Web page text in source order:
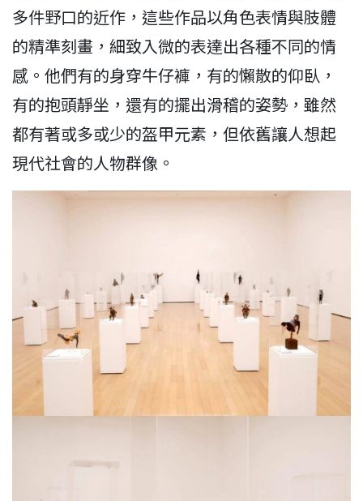
多件野口的近作，這些作品以角色表情與肢體
的精準刻畫，細致入微的表達出各種不同的情
感。他們有的身穿牛仔褲，有的懶散的仰臥，
有的抱頭靜坐，還有的擺出滑稽的姿勢，雖然
都有著或多或少的盔甲元素，但依舊讓人想起
現代社會的人物群像。